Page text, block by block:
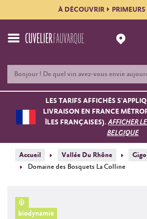
À DÉCOUVRIR PRIMEURS
LES TARIFS AFFICHÉS
LIVRAISON EN FRANCE
ÎLES FRANÇAISES).AFFICHER
BELGIQUE
Accueil Vallée Du Rhône
Domaine des Bosquets La Colline
biodynamie